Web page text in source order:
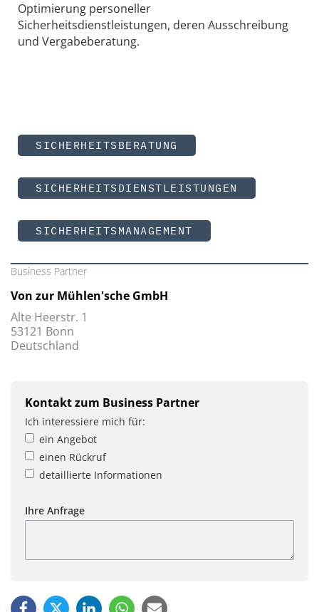
Optimierung personeller
Sicherheitsdienstleistungen, deren Ausschreibung
und Vergabeberatung.
SICHERHEITSBERATUNG
SICHERHEITSDIENSTLEISTUNGEN
SICHERHEITSMANAGEMENT
Business Partner
Von zur Mühlen'sche GmbH
Alte Heerstr. 1
53121 Bonn
Deutschland
Kontakt zum Business Partner
Ich interessiere mich für:
ein Angebot
einen Rückruf
detaillierte Informationen
Ihre Anfrage